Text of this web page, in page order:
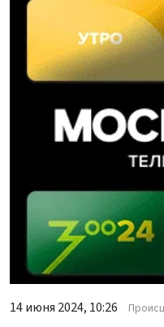
14 июня 2024, 10:26